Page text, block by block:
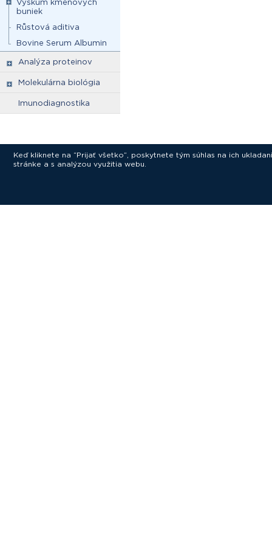
Výskum kmeňových
buniek
Růstová aditiva
Bovine Serum Albumin
Analýza proteinov
Molekulárna biológia
Imunodiagnostika
Keď kliknete na “Prijať všetko”, poskytnete tým súhlas na ich
stránke a s analýzou využitia webu.